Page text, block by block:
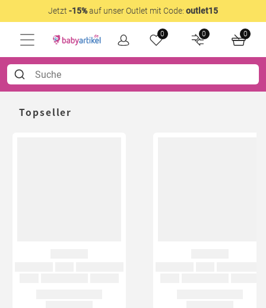
Jetzt -15%auf unser Outlet mit Code: outlet15
0 0 0
Topseller